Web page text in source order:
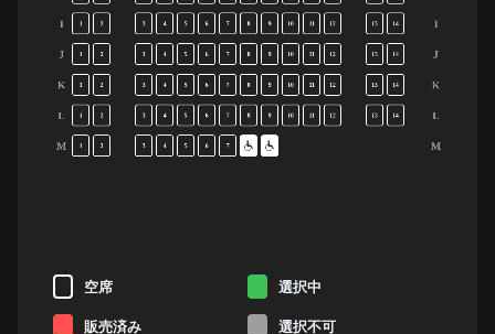
I
J
K
L
M
I
J
K
L
M
1 2 3 4 5 6 7 8 9 10 11 12 13 14
1 2 3 4 5 6 7 8 9 10 11 12 13 14
1 2 3 4 5 6 7 8 9 10 11 12 13 14
1 2 3 4 5 6 7 8 9 10 11 12 13 14
2 3 4 5 6 7
空席 選択中
販売済み 選択不可